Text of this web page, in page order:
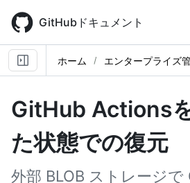
main
content
GitHubドキュメント
ホーム エンタープライズ
GitHub Actions
た状態での復元
外部 BLOB ストレージ